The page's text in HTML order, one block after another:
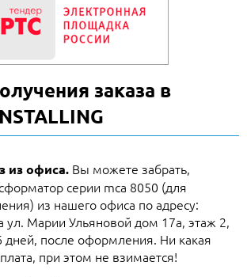
заказа в
из офиса. Вы можете забрать,
серии mca 8050 (для
из нашего офиса по адресу:
ул. Марии Ульяновой дом 17а, этаж 2,
дней, после оформления. Ни какая
при этом не взимается!